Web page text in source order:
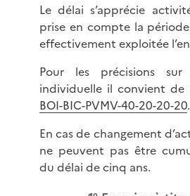
Le délai s’apprécie
prise en compte la
effectivement exploitée
Pour les précisions
individuelle il convient de
BOI-BIC-PVMV-40-20-20-20.
En cas de changement
ne peuvent pas être
du délai de cinq ans.